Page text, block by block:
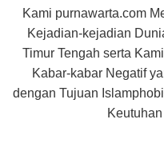
Kami purnawarta.com
Kejadian-kejadian
Timur Tengah serta
Kabar-kabar Negatif
dengan Tujuan